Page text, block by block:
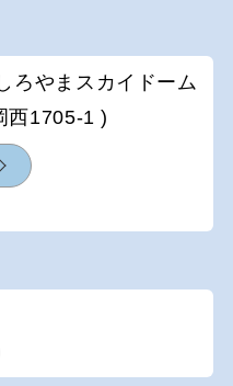
ろやまスカイドーム
西1705-1 )